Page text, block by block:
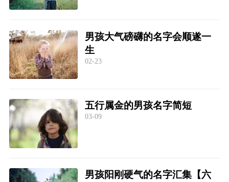
男孩大气磅礴的名字会顺遂一
生
02-23
五行属金的男孩名字简短
03-09
男孩阳刚硬气的名字汇集【六